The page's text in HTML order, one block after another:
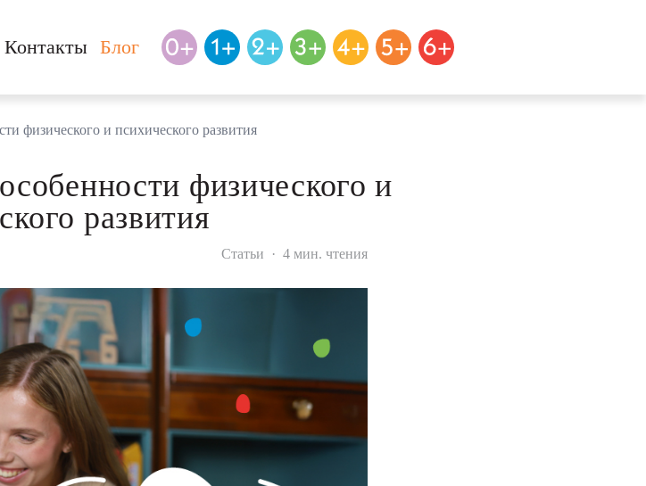
Контакты Блог
физического и психического развития
физического и
развития
Статьи · 4 мин. чтения